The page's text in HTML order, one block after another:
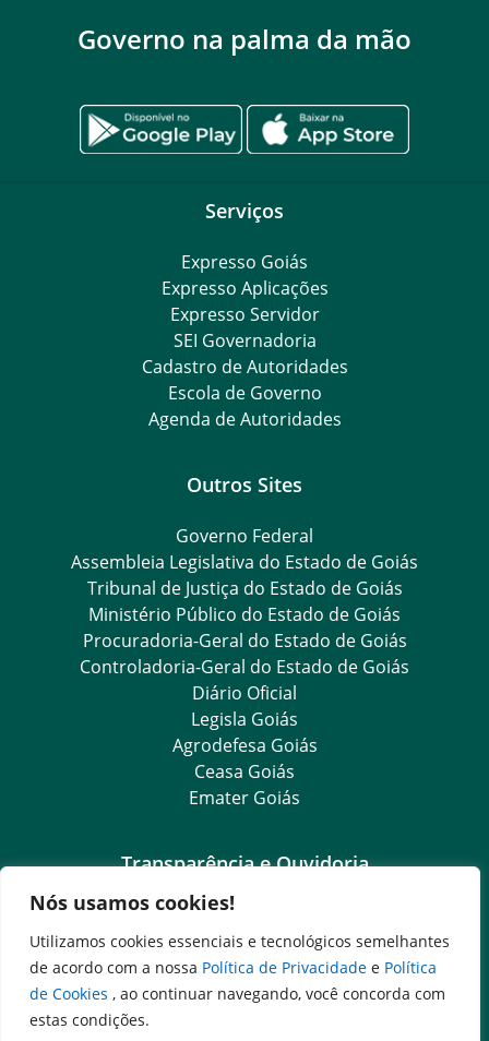
Nós usamos cookies!
Utilizamos cookies essenciais e tecnológicos semelhantes
de acordo com a nossa Política de Privacidade e Política
de Cookies , ao continuar navegando, você concorda com
estas condições.
Governo na palma da mão
Serviços
Expresso Goiás
Expresso Aplicações
Expresso Servidor
SEI Governadoria
Cadastro de Autoridades
Escola de Governo
Agenda de Autoridades
Outros Sites
Governo Federal
Assembleia Legislativa do Estado de Goiás
Tribunal de Justiça do Estado de Goiás
Ministério Público do Estado de Goiás
Procuradoria-Geral do Estado de Goiás
Controladoria-Geral do Estado de Goiás
Diário Oficial
Legisla Goiás
Agrodefesa Goiás
Ceasa Goiás
Emater Goiás
Transparência e Ouvidoria
LGPD
Goiás Transparência
Dados Abertos Goiás
Ouvidoria Setorial
SIC – Serviço de Informação ao Cidadão